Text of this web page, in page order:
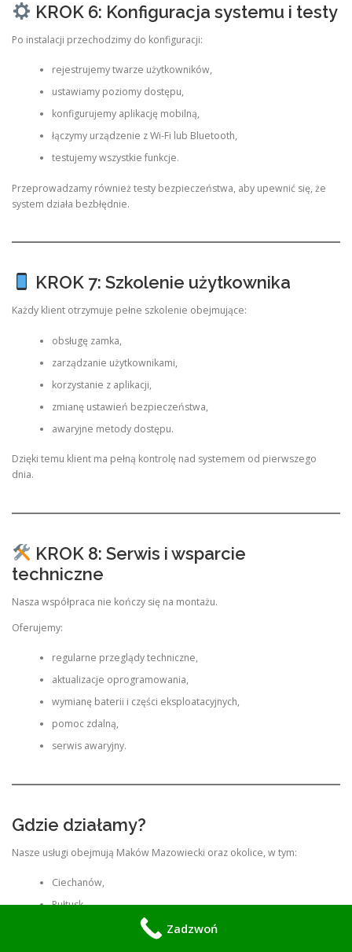
KROK 6: Konfiguracja systemu i testy
Po instalacji przechodzimy do konfiguracji:
rejestrujemy twarze użytkowników,
ustawiamy poziomy dostępu,
konfigurujemy aplikację mobilną,
łączymy urządzenie z Wi-Fi lub Bluetooth,
testujemy wszystkie funkcje.
Przeprowadzamy również testy bezpieczeństwa, aby upewnić się, że
system działa bezbłędnie.
KROK 7: Szkolenie użytkownika
Każdy klient otrzymuje pełne szkolenie obejmujące:
obsługę zamka,
zarządzanie użytkownikami,
korzystanie z aplikacji,
zmianę ustawień bezpieczeństwa,
awaryjne metody dostępu.
Dzięki temu klient ma pełną kontrolę nad systemem od pierwszego
dnia.
KROK 8: Serwis i wsparcie
techniczne
Nasza współpraca nie kończy się na montażu.
Oferujemy:
regularne przeglądy techniczne,
aktualizacje oprogramowania,
wymianę baterii i części eksploatacyjnych,
pomoc zdalną,
serwis awaryjny.
Gdzie działamy?
Nasze usługi obejmują Maków Mazowiecki oraz okolice, w tym:
Ciechanów,
Pułtusk,
Zadzwoń